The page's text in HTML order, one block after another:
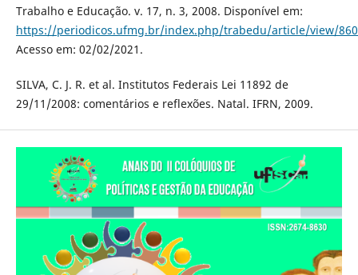
Trabalho e Educação. v. 17, n. 3, 2008. Disponível em:
https://periodicos.ufmg.br/index.php/trabedu/article/view/
Acesso em: 02/02/2021.
SILVA, C. J. R. et al. Institutos Federais Lei 11892 de
29/11/2008: comentários e reflexões. Natal. IFRN, 2009.